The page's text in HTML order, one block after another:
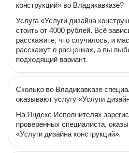
конструкций» во Владикавказе?
Услуга «Услуги дизайна
стоить от 4000 рублей. Всё
расскажите, что случилось, и
расскажут о расценках, а вы
подходящий вариант.
Сколько во Владикавказе
оказывают услугу «Услуги
На Яндекс Исполнителях
проверенных специалиста,
«Услуги дизайна конструкций».